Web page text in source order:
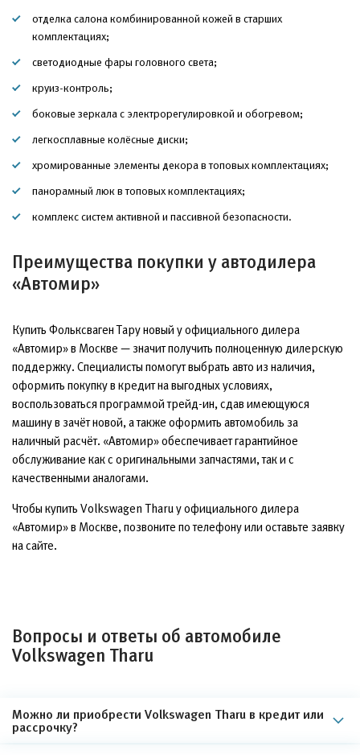
отделка салона комбинированной кожей в старших
комплектациях;
светодиодные фары головного света;
круиз-контроль;
боковые зеркала с электрорегулировкой и обогревом;
легкосплавные колёсные диски;
хромированные элементы декора в топовых комплектациях;
панорамный люк в топовых комплектациях;
комплекс систем активной и пассивной безопасности.
Преимущества покупки у автодилера
«Автомир»
Купить Фольксваген Тару новый у официального дилера
«Автомир» в Москве — значит получить полноценную дилерскую
поддержку. Специалисты помогут выбрать авто из наличия,
оформить покупку в кредит на выгодных условиях,
воспользоваться программой трейд-ин, сдав имеющуюся
машину в зачёт новой, а также оформить автомобиль за
наличный расчёт. «Автомир» обеспечивает гарантийное
обслуживание как с оригинальными запчастями, так и с
качественными аналогами.
Чтобы купить Volkswagen Tharu у официального дилера
«Автомир» в Москве, позвоните по телефону или оставьте заявку
на сайте.
Вопросы и ответы об автомобиле
Volkswagen Tharu
Можно ли приобрести Volkswagen Tharu в кредит или
рассрочку?